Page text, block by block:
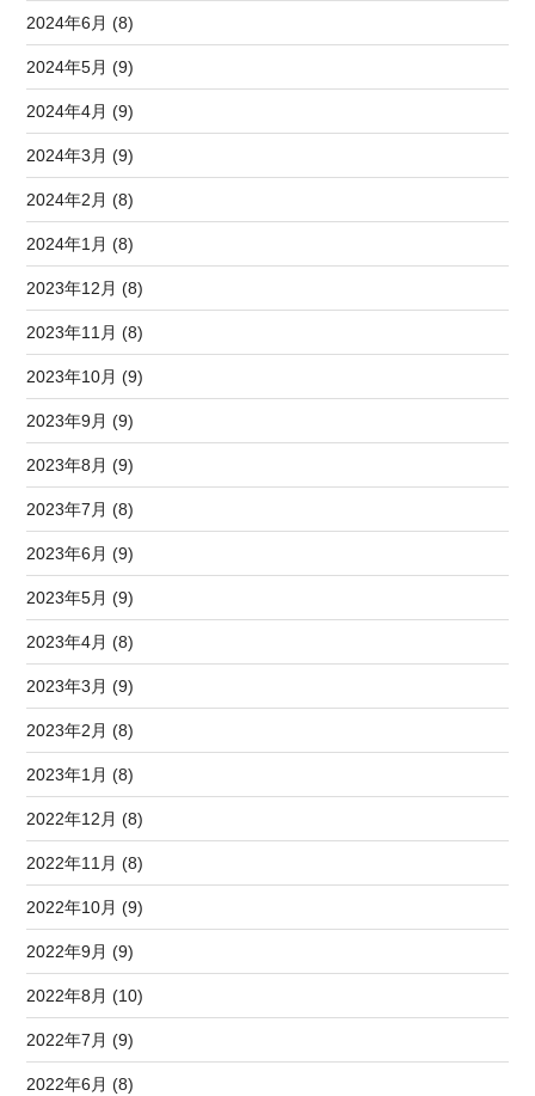
2024年6月 (8)
2024年5月 (9)
2024年4月 (9)
2024年3月 (9)
2024年2月 (8)
2024年1月 (8)
2023年12月 (8)
2023年11月 (8)
2023年10月 (9)
2023年9月 (9)
2023年8月 (9)
2023年7月 (8)
2023年6月 (9)
2023年5月 (9)
2023年4月 (8)
2023年3月 (9)
2023年2月 (8)
2023年1月 (8)
2022年12月 (8)
2022年11月 (8)
2022年10月 (9)
2022年9月 (9)
2022年8月 (10)
2022年7月 (9)
2022年6月 (8)